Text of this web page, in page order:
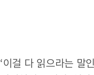
‘이걸 다 읽으라는 말